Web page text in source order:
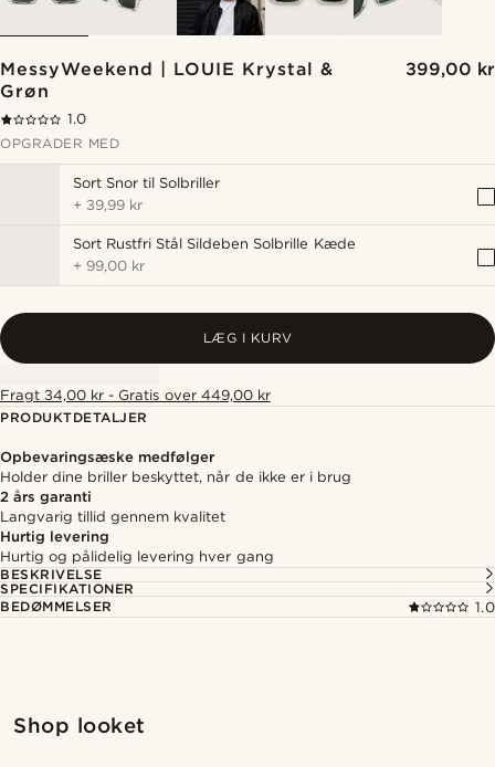
MessyWeekend | LOUIE Krystal &
Grøn
399,00 kr
1.0
OPGRADER MED
Sort Snor til Solbriller
+ 39,99 kr
Sort Rustfri Stål Sildeben Solbrille Kæde
+ 99,00 kr
LÆG I KURV
Fragt 34,00 kr - Gratis over 449,00 kr
PRODUKTDETALJER
Opbevaringsæske medfølger
Holder dine briller beskyttet, når de ikke er i brug
2 års garanti
Langvarig tillid gennem kvalitet
Hurtig levering
Hurtig og pålidelig levering hver gang
BESKRIVELSE
SPECIFIKATIONER
BEDØMMELSER
1.0
Shop looket